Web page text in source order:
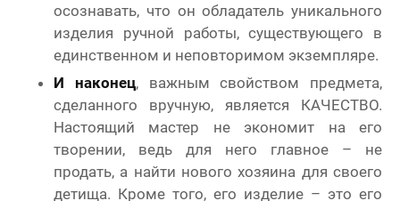
осознавать, что он обладатель уникального
изделия ручной работы, существующего в
единственном и неповторимом экземпляре.
И наконец, важным свойством предмета,
сделанного вручную, является КАЧЕСТВО.
Настоящий мастер не экономит на его
творении, ведь для него главное – не
продать, а найти нового хозяина для своего
детища. Кроме того, его изделие – это его